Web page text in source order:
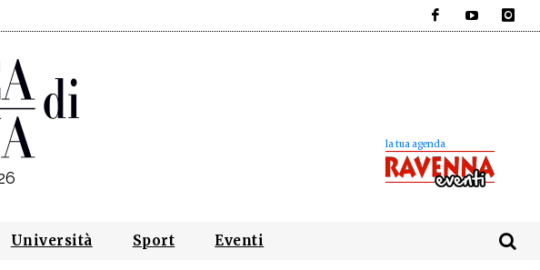
Università Sport Eventi